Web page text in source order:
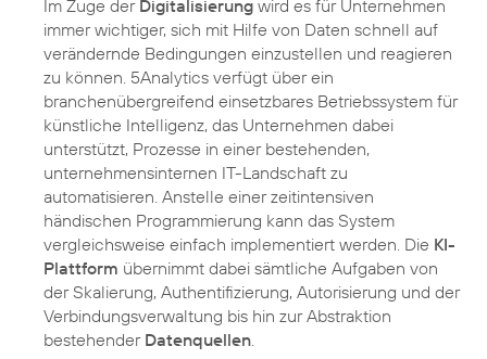
Im Zuge der Digitalisierung wird es für Unternehmen
immer wichtiger, sich mit Hilfe von Daten schnell auf
verändernde Bedingungen einzustellen und reagieren
zu können. 5Analytics verfügt über ein
branchenübergreifend einsetzbares Betriebssystem für
künstliche Intelligenz, das Unternehmen dabei
unterstützt, Prozesse in einer bestehenden,
unternehmensinternen IT-Landschaft zu
automatisieren. Anstelle einer zeitintensiven
händischen Programmierung kann das System
vergleichsweise einfach implementiert werden. Die KI-
Plattform übernimmt dabei sämtliche Aufgaben von
der Skalierung, Authentifizierung, Autorisierung und der
Verbindungsverwaltung bis hin zur Abstraktion
bestehender Datenquellen